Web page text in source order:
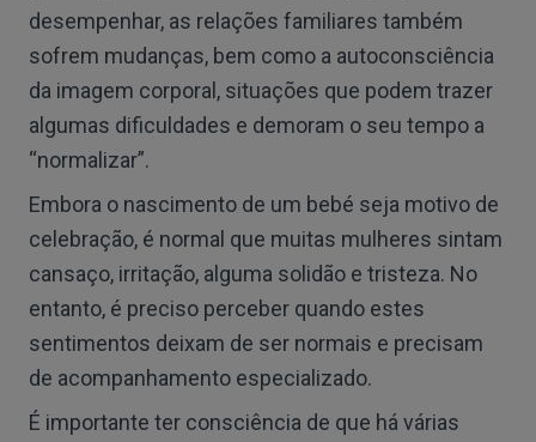
desempenhar, as relações familiares também
sofrem mudanças, bem como a autoconsciência
da imagem corporal, situações que podem trazer
algumas dificuldades e demoram o seu tempo a
“normalizar”.
Embora o nascimento de um bebé seja motivo de
celebração, é normal que muitas mulheres sintam
cansaço, irritação, alguma solidão e tristeza. No
entanto, é preciso perceber quando estes
sentimentos deixam de ser normais e precisam
de acompanhamento especializado.
É importante ter consciência de que há várias